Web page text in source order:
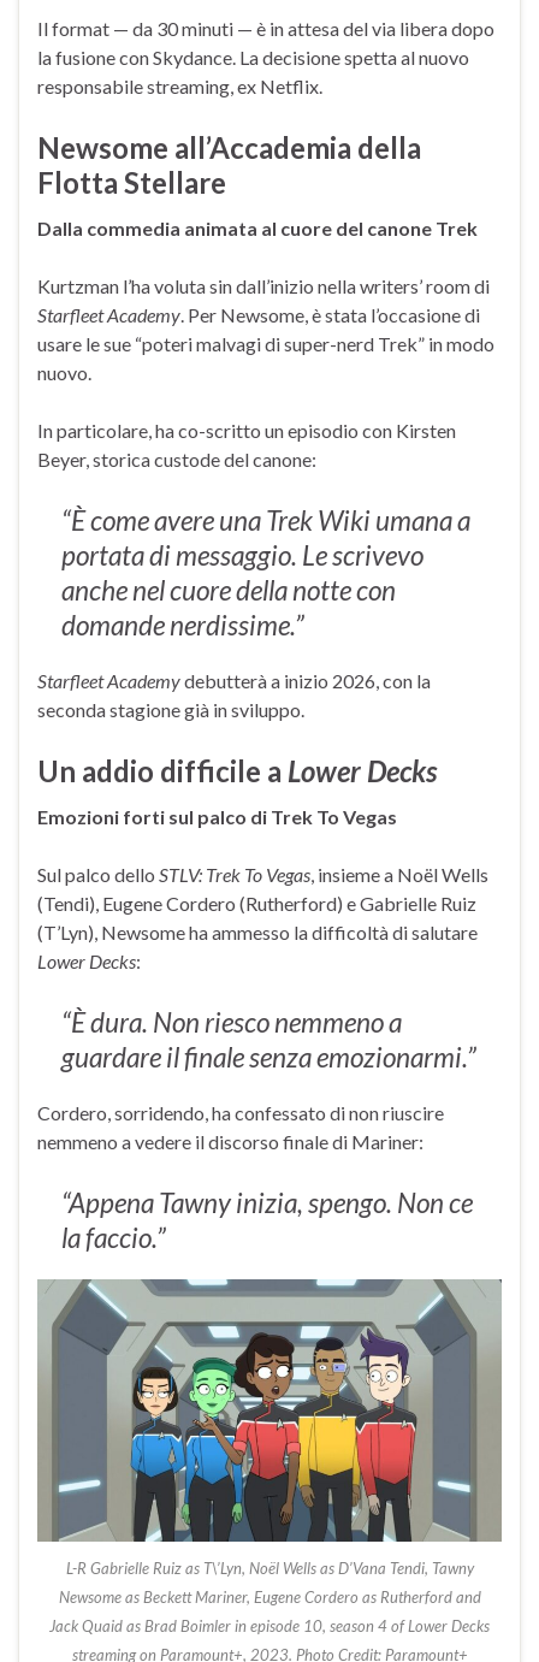
Il format — da 30 minuti — è in attesa del via libera dopo
la fusione con Skydance. La decisione spetta al nuovo
responsabile streaming, ex Netflix.
Newsome all’Accademia della
Flotta Stellare
Dalla commedia animata al cuore del canone Trek
Kurtzman l’ha voluta sin dall’inizio nella writers’ room di
Starfleet Academy. Per Newsome, è stata l’occasione di
usare le sue “poteri malvagi di super-nerd Trek” in modo
nuovo.
In particolare, ha co-scritto un episodio con Kirsten
Beyer, storica custode del canone:
“È come avere una Trek Wiki umana a
portata di messaggio. Le scrivevo
anche nel cuore della notte con
domande nerdissime.”
Starfleet Academydebutterà a inizio 2026, con la
seconda stagione già in sviluppo.
Un addio difficile a Lower Decks
Emozioni forti sul palco di Trek To Vegas
Sul palco dello STLV: Trek To Vegas, insieme a Noël Wells
(Tendi), Eugene Cordero (Rutherford) e Gabrielle Ruiz
(T’Lyn), Newsome ha ammesso la difficoltà di salutare
Lower Decks:
“È dura. Non riesco nemmeno a
guardare il finale senza emozionarmi.”
Cordero, sorridendo, ha confessato di non riuscire
nemmeno a vedere il discorso finale di Mariner:
“Appena Tawny inizia, spengo. Non ce
la faccio.”
L-R Gabrielle Ruiz as T\’Lyn, Noël Wells as D’Vana Tendi, Tawny
Newsome as Beckett Mariner, Eugene Cordero as Rutherford and
Jack Quaid as Brad Boimler in episode 10, season 4 of Lower Decks
streaming on Paramount+, 2023. Photo Credit: Paramount+